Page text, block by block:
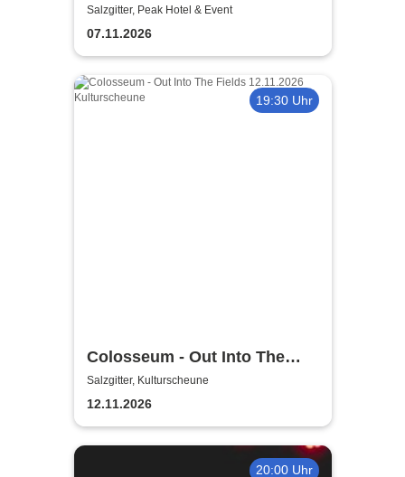
Broadway Night
Salzgitter, Peak Hotel & Event
07.11.2026
19:30 Uhr
Colosseum - Out Into The
Fields
Salzgitter, Kulturscheune
12.11.2026
20:00 Uhr